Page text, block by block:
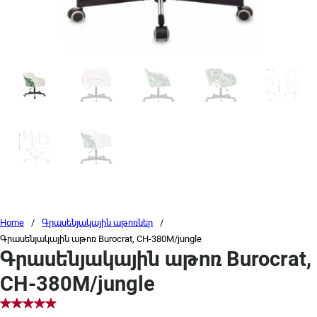
Home / Գրասենյակային աթոռներ
/
Գրասենյակային աթոռ Burocrat, CH-380M/jungle
Գրասենյակային աթոռ Burocrat,
CH-380M/jungle